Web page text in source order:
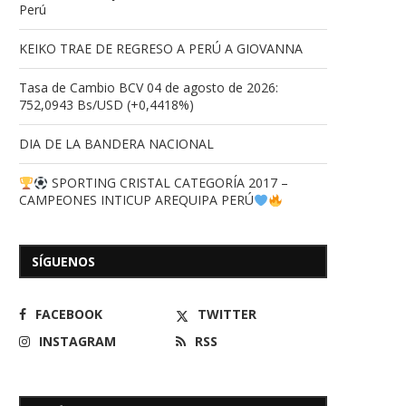
Perú
KEIKO TRAE DE REGRESO A PERÚ A GIOVANNA
Tasa de Cambio BCV 04 de agosto de 2026:
752,0943 Bs/USD (+0,4418%)
DIA DE LA BANDERA NACIONAL
SPORTING CRISTAL CATEGORÍA 2017 –
CAMPEONES INTICUP AREQUIPA PERÚ
SÍGUENOS
FACEBOOK
TWITTER
INSTAGRAM
RSS